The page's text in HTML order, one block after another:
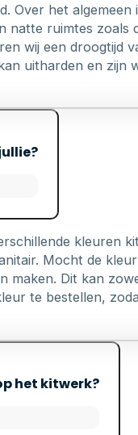
Over het
natte ruimtes zoals
wij een droogtijd
uitharden en zijn
kleuren
Mocht de
maken. Dit kan
te bestellen,
het kitwerk?